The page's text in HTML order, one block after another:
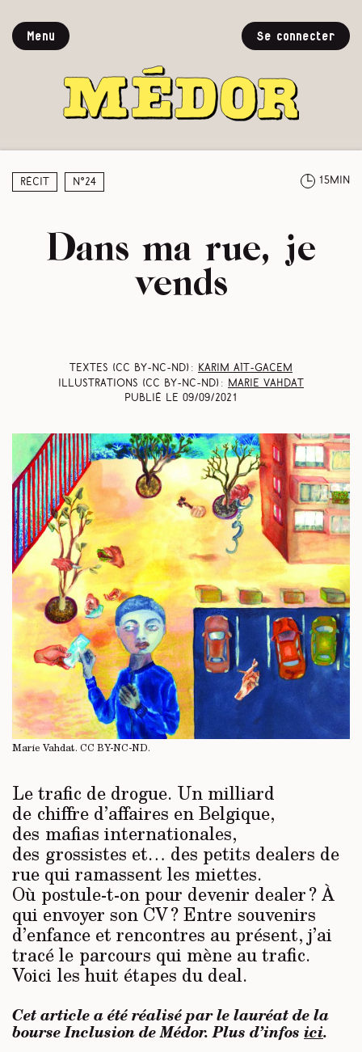
Menu Se connecter
Récit N°24 15min
Dans ma rue, je
vends
Textes (CC BY-NC-ND) :
Karim Aït-Gacem
Illustrations (CC BY-NC-ND) :
Marie Vahdat
Publié le 09/09/2021
Marie Vahdat. CC BY-NC-ND.
Le trafic de drogue. Un milliard
de chiffre d’affaires en Belgique,
des mafias internationales,
des grossistes et… des petits dealers de
rue qui ramassent les miettes.
Où postule-t-on pour devenir dealer ? À
qui envoyer son CV ? Entre souvenirs
d’enfance et rencontres au présent, j’ai
tracé le parcours qui mène au trafic.
Voici les huit étapes du deal.
Cet article a été réalisé par le lauréat de la
bourse Inclusion de Médor. Plus d’infos ici.